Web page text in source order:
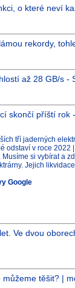
o které neví
rekordy,
až 28 GB/s -
skončí příští rok
tří jaderných
odstaví v roce 2022
si vybírat a
Jejich
Google
Ve dvou
těšit? |